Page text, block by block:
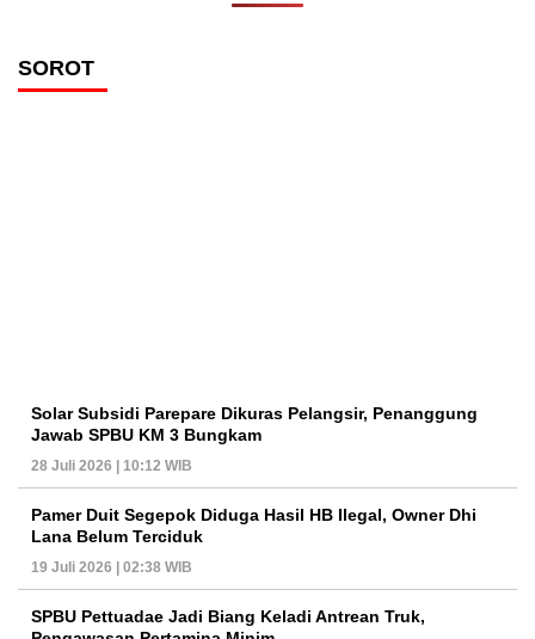
SOROT
Solar Subsidi Parepare Dikuras Pelangsir, Penanggung
Jawab SPBU KM 3 Bungkam
28 Juli 2026 | 10:12 WIB
Pamer Duit Segepok Diduga Hasil HB Ilegal, Owner Dhi
Lana Belum Terciduk
19 Juli 2026 | 02:38 WIB
SPBU Pettuadae Jadi Biang Keladi Antrean Truk,